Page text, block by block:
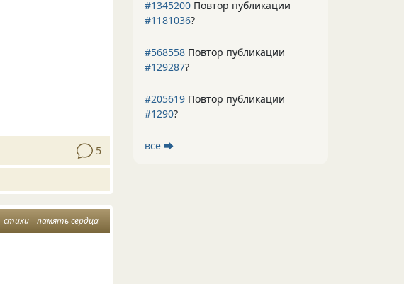
5
стихи память сердца
#1345200 Повтор публикации
#1181036?
#568558 Повтор публикации
#129287?
#205619 Повтор публикации
#1290?
все ⮕